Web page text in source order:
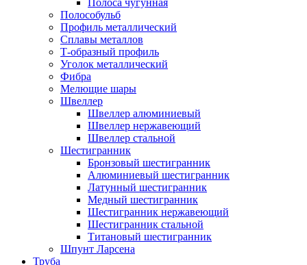
Полоса чугунная
Полособульб
Профиль металлический
Сплавы металлов
Т-образный профиль
Уголок металлический
Фибра
Мелющие шары
Швеллер
Швеллер алюминиевый
Швеллер нержавеющий
Швеллер стальной
Шестигранник
Бронзовый шестигранник
Алюминиевый шестигранник
Латунный шестигранник
Медный шестигранник
Шестигранник нержавеющий
Шестигранник стальной
Титановый шестигранник
Шпунт Ларсена
Труба